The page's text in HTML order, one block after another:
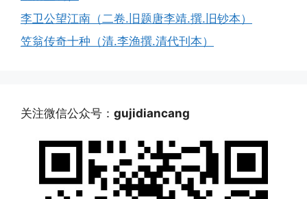
李卫公望江南（二卷.旧题唐李靖.撰.旧钞本）
笠翁传奇十种（清.李渔撰.清代刊本）
关注微信公众号： gujidiancang